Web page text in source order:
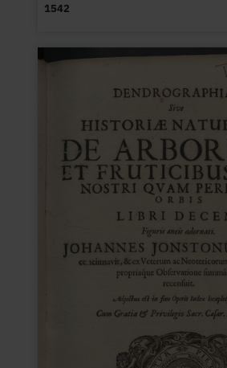
1542